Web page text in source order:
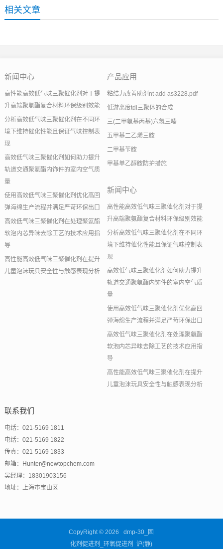
相关文章
新闻中心
高性能高效低气味三聚催化剂对于提
升高端聚氨酯复合材料环保级别效能
分析高效低气味三聚催化剂在不同环
境下维持催化性能且保证气味控制表
现
高效低气味三聚催化剂如何助力提升
轨道交通聚氨酯内饰件的室内空气质
量
使用高效低气味三聚催化剂优化高回
弹海绵生产流程并满足严苛环保出口
高效低气味三聚催化剂在处理聚氨酯
软泡内芯异味去除工艺的技术应用指
导
高性能高效低气味三聚催化剂在提升
儿童泡沫玩具安全性与触感表现分析
产品应用
粘结力改善助剂nt add as3228.pdf
低游离度tdi三聚体的合成
三(二甲氨基丙基)六氢三嗪
五甲基二乙烯三胺
二甲基苄胺
甲基单乙醇胺防护措施
新闻中心
高性能高效低气味三聚催化剂对于提
升高端聚氨酯复合材料环保级别效能
分析高效低气味三聚催化剂在不同环
境下维持催化性能且保证气味控制表
现
高效低气味三聚催化剂如何助力提升
轨道交通聚氨酯内饰件的室内空气质
量
使用高效低气味三聚催化剂优化高回
弹海绵生产流程并满足严苛环保出口
高效低气味三聚催化剂在处理聚氨酯
软泡内芯异味去除工艺的技术应用指
导
高性能高效低气味三聚催化剂在提升
儿童泡沫玩具安全性与触感表现分析
联系我们
电话：021-5169 1811
电话：021-5169 1822
传真：021-5169 1833
邮箱：Hunter@newtopchem.com
吴经理：18301903156
地址：上海市宝山区
CopyRight © 2026 dmp-30_固
化剂促进剂_环氧促进剂 沪(静)